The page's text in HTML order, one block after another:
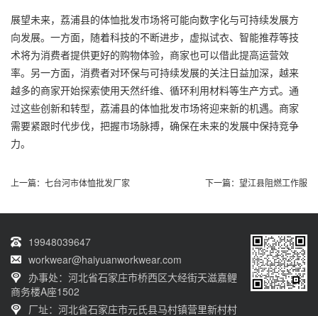
展望未来，荔浦县的体恤批发市场将可能向数字化与可持续发展方
向发展。一方面，随着科技的不断进步，虚拟试衣、智能推荐等技
术将为消费者提供更好的购物体验，商家也可以借此提高运营效
率。另一方面，消费者对环保与可持续发展的关注日益加深，越来
越多的商家开始探索使用天然纤维、循环利用材料等生产方式。通
过这些创新和转型，荔浦县的体恤批发市场将迎来新的机遇。商家
需要紧跟时代步伐，把握市场脉搏，确保在未来的发展中保持竞争
力。
上一篇： 七台河市体恤批发厂家 下一篇： 望江县阻燃工作服
19948039647
workwear@haiyuanworkwear.com
办事处：河北省石家庄市桥西区大经街天滋嘉鲤
商务楼A座1502
厂址：河北省石家庄市元氏县马村镇营里新村村